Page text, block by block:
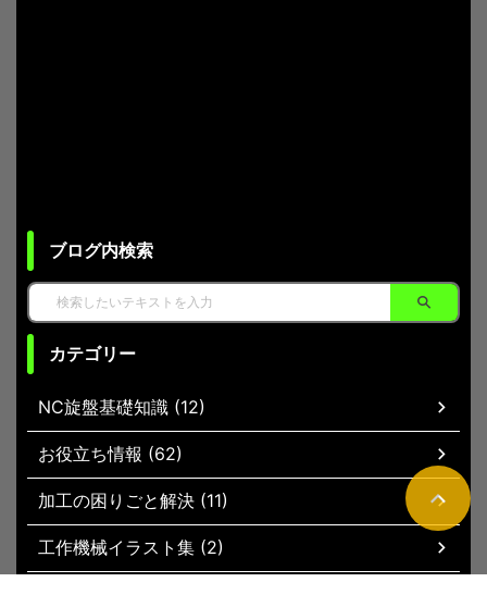
ブログ内検索
カテゴリー
NC旋盤基礎知識 (12)
お役立ち情報 (62)
加工の困りごと解決 (11)
工作機械イラスト集 (2)